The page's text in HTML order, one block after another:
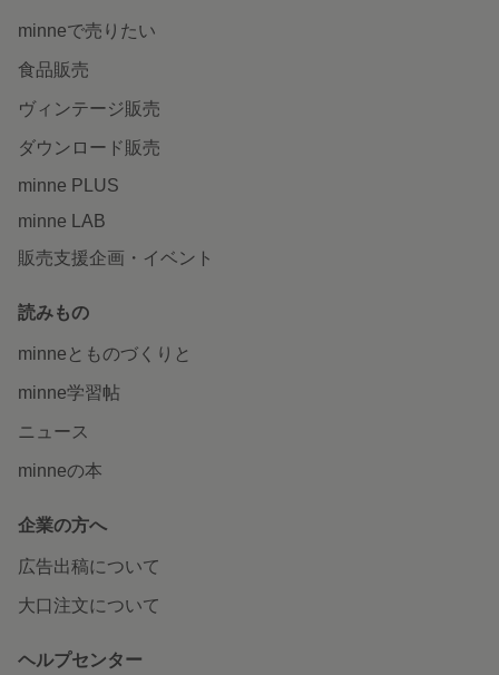
minneで売りたい
食品販売
ヴィンテージ販売
ダウンロード販売
minne PLUS
minne LAB
販売支援企画・イベント
読みもの
minneとものづくりと
minne学習帖
ニュース
minneの本
企業の方へ
広告出稿について
大口注文について
ヘルプセンター